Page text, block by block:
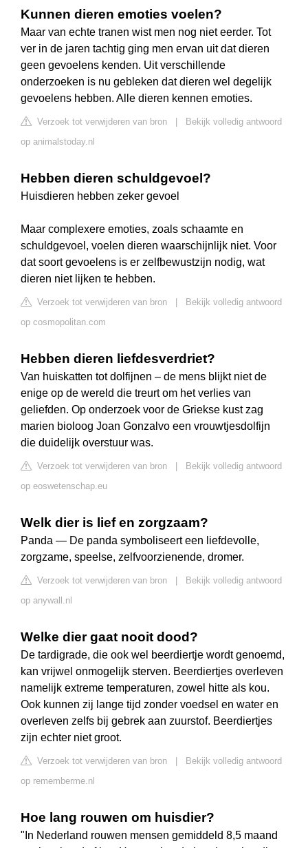
Kunnen dieren emoties voelen?
Maar van echte tranen wist men nog niet eerder. Tot
ver in de jaren tachtig ging men ervan uit dat dieren
geen gevoelens kenden. Uit verschillende
onderzoeken is nu gebleken dat dieren wel degelijk
gevoelens hebben. Alle dieren kennen emoties.
Verzoek tot verwijderen van bron
Bekijk volledig antwoord
op animalstoday.nl
Hebben dieren schuldgevoel?
Huisdieren hebben zeker gevoel
Maar complexere emoties, zoals schaamte en
schuldgevoel, voelen dieren waarschijnlijk niet. Voor
dat soort gevoelens is er zelfbewustzijn nodig, wat
dieren niet lijken te hebben.
Verzoek tot verwijderen van bron
Bekijk volledig antwoord
op cosmopolitan.com
Hebben dieren liefdesverdriet?
Van huiskatten tot dolfijnen – de mens blijkt niet de
enige op de wereld die treurt om het verlies van
geliefden. Op onderzoek voor de Griekse kust zag
marien bioloog Joan Gonzalvo een vrouwtjesdolfijn
die duidelijk overstuur was.
Verzoek tot verwijderen van bron
Bekijk volledig antwoord
op eoswetenschap.eu
Welk dier is lief en zorgzaam?
Panda — De panda symboliseert een liefdevolle,
zorgzame, speelse, zelfvoorzienende, dromer.
Verzoek tot verwijderen van bron
Bekijk volledig antwoord
op anywall.nl
Welke dier gaat nooit dood?
De tardigrade, die ook wel beerdiertje wordt genoemd,
kan vrijwel onmogelijk sterven. Beerdiertjes overleven
namelijk extreme temperaturen, zowel hitte als kou.
Ook kunnen zij lange tijd zonder voedsel en water en
overleven zelfs bij gebrek aan zuurstof. Beerdiertjes
zijn echter niet groot.
Verzoek tot verwijderen van bron
Bekijk volledig antwoord
op rememberme.nl
Hoe lang rouwen om huisdier?
"In Nederland rouwen mensen gemiddeld 8,5 maand